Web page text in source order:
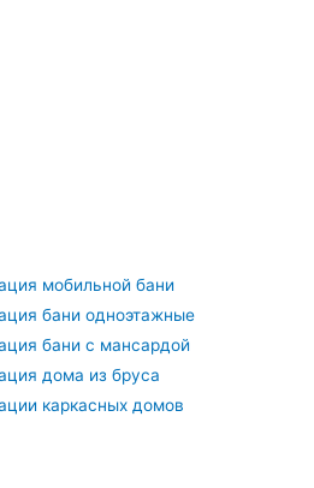
мобильной бани
бани одноэтажные
бани с мансардой
дома из бруса
каркасных домов